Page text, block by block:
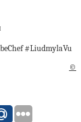
#LiudmylaVu
©